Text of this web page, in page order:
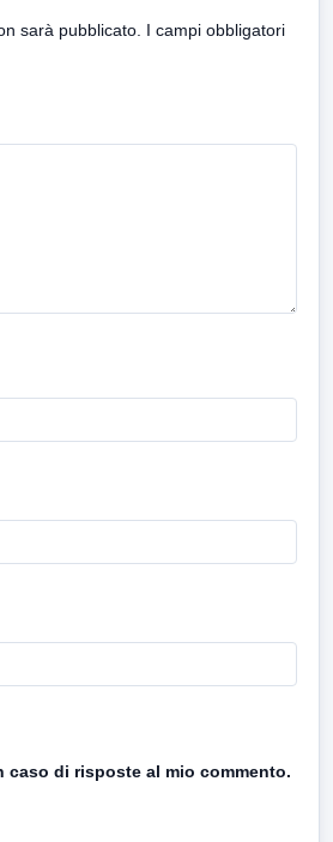
sarà pubblicato. I campi obbligatori
caso di risposte al mio commento.